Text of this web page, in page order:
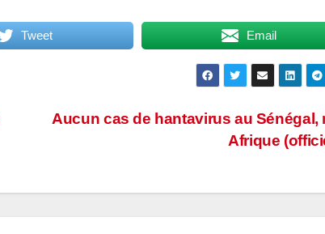
Tweet Email
Aucun cas de hantavirus au Sénégal,
Afrique